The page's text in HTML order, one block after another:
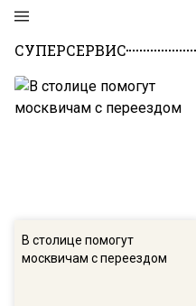
СУПЕРСЕРВИС
В столице помогут
москвичам с переездом